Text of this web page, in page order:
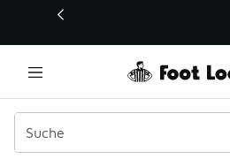
Dieser Link öffnet sich in einem